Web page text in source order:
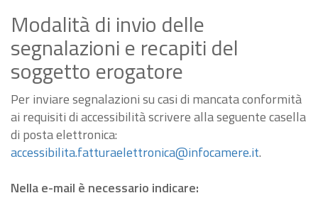
Modalità di invio delle
segnalazioni e recapiti del
soggetto erogatore
Per inviare segnalazioni su casi di mancata conformità
ai requisiti di accessibilità scrivere alla seguente casella
di posta elettronica:
accessibilita.fatturaelettronica@infocamere.it.
Nella e-mail è necessario indicare: